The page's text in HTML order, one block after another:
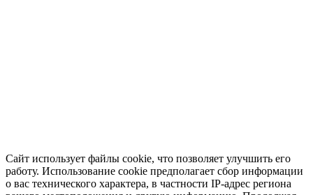
Сайт использует файлы cookie, что позволяет улучшить его
работу. Использование cookie предполагает сбор информации
о вас технического характера, в частности IP-адрес региона